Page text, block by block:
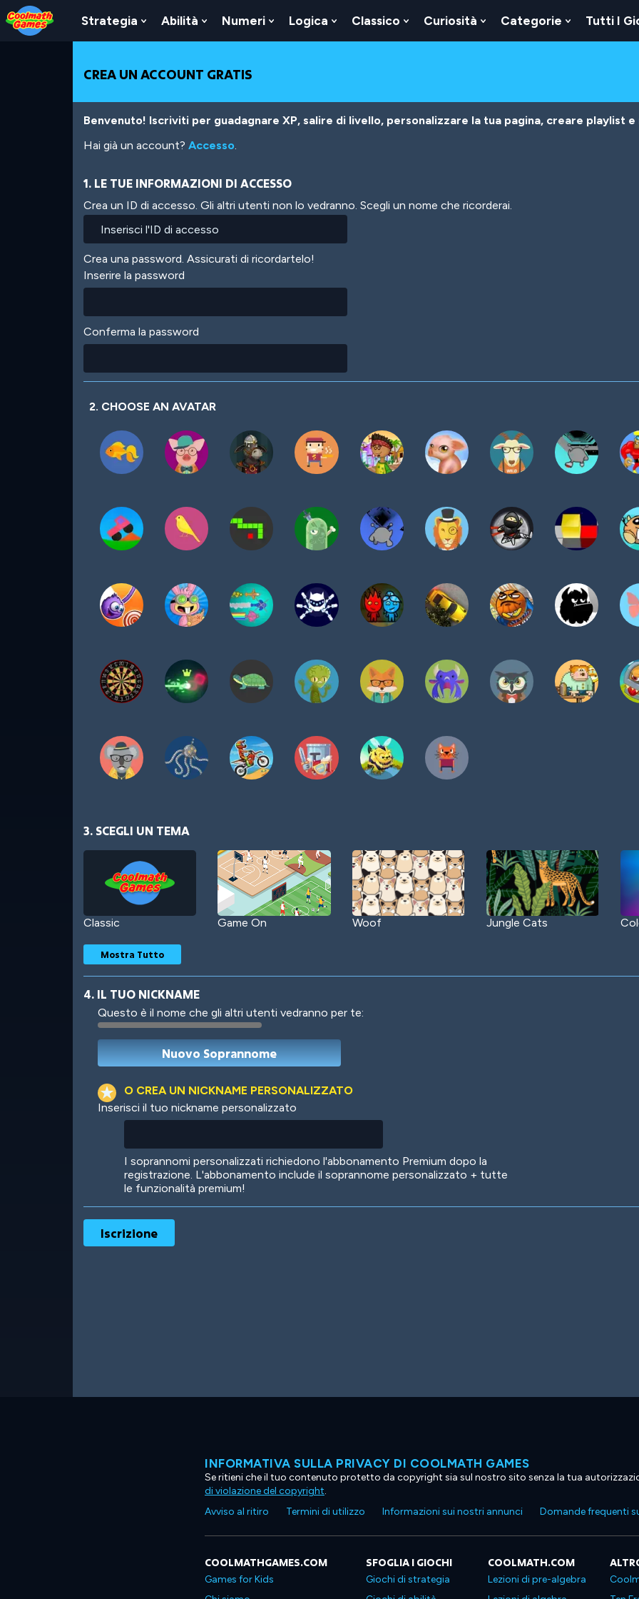
Skip
to
Top
Skip
to
Navigation
Skip
to
Main
Skip
to
Footer
Salta
al
contenuto
Strategia
Show
Submenu
Strategia
Abilità
Show
Submenu
Abilità
Numeri
Show
Submenu
Logica
Show
Submenu
Classico
Show
Submenu
Curiosità
Show
Submenu
Categorie
Show
Submenu
Tutti I
CREA UN ACCOUNT GRATIS
Benvenuto! Iscriviti per guadagnare XP, salire di livello, personalizzare la tua pagina, creare playlist
Hai già un account? Accesso.
1. LE TUE INFORMAZIONI DI ACCESSO
Crea un ID di accesso. Gli altri utenti non lo vedranno. Scegli un nome che ricorderai.
Crea una password. Assicurati di ricordartelo!
Inserire la password
Conferma la password
2. CHOOSE AN AVATAR
3. SCEGLI UN TEMA
Classic Game On Woof Jungle Cats
Robotic International
Ooh! Aah!
Mostra Tutto
4. IL TUO NICKNAME
Questo è il nome che gli altri utenti vedranno per te:
O CREA UN NICKNAME PERSONALIZZATO
Inserisci il tuo nickname personalizzato
I soprannomi personalizzati richiedono l'abbonamento Premium dopo la
registrazione. L'abbonamento include il soprannome personalizzato + tutte
le funzionalità premium!
INFORMATIVA SULLA PRIVACY DI COOLMATH GAMES
Se ritieni che il tuo contenuto protetto da copyright sia sul nostro sito senza la tua
di violazione del copyright.
Avviso al ritiro
Termini di utilizzo Informazioni sui nostri annunci Domande frequenti
COOLMATHGAMES.COM
Games for Kids
SFOGLIA I GIOCHI
Giochi di strategia
COOLMATH.COM
Lezioni di pre-algebra